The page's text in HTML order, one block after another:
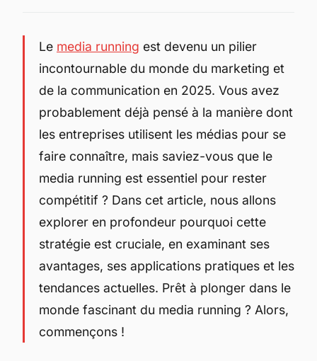
Le media running est devenu un pilier
incontournable du monde du marketing et
de la communication en 2025. Vous avez
probablement déjà pensé à la manière dont
les entreprises utilisent les médias pour se
faire connaître, mais saviez-vous que le
media running est essentiel pour rester
compétitif ? Dans cet article, nous allons
explorer en profondeur pourquoi cette
stratégie est cruciale, en examinant ses
avantages, ses applications pratiques et les
tendances actuelles. Prêt à plonger dans le
monde fascinant du media running ? Alors,
commençons !